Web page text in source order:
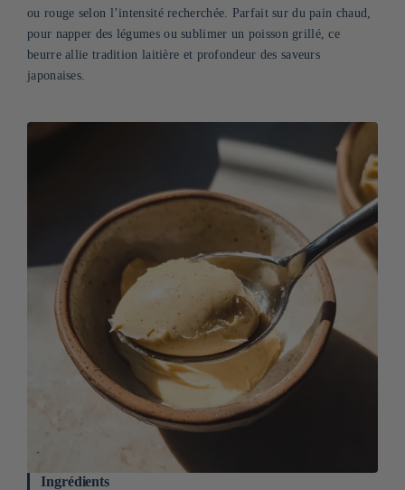
ou rouge selon l’intensité recherchée. Parfait sur du pain chaud,
pour napper des légumes ou sublimer un poisson grillé, ce
beurre allie tradition laitière et profondeur des saveurs
japonaises.
Ingrédients